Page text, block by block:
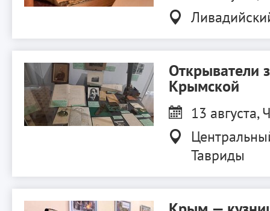
Открыватели
Крымской
13 августа,
Тавриды